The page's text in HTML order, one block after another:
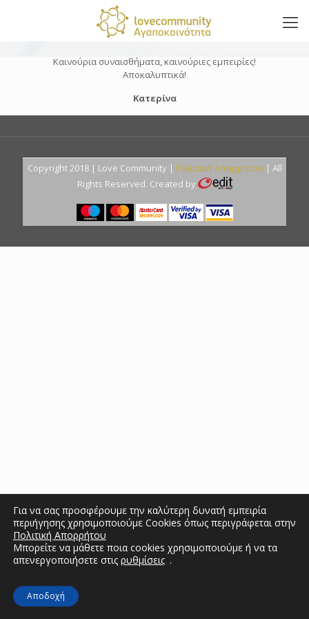
Καινούρια συναισθήματα, καινούριες εμπειρίες!
Αποκαλυπτικά!
Κατερίνα
Copyright 2018 | Love Community | Πολιτική Απορρήτου | All
Rights Reserved. Created by
Για να σας προσφέρουμε την καλύτερη δυνατή εμπειρία
περιήγησης χρησιμοποιούμε Cookies όπως περιγράφεται στην
Πολιτική Απορρήτου
Μπορείτε να μάθετε ποια cookies χρησιμοποιούμε ή να τα
απενεργοποιήσετε στις ρυθμίσεις .
Αποδοχή